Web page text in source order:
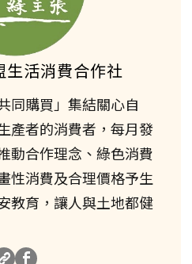
生活消費合作社
同購買」集結關心自
產者的消費者，每月發
動合作理念、綠色消費
性消費及合理價格予生
教育，讓人與土地都健